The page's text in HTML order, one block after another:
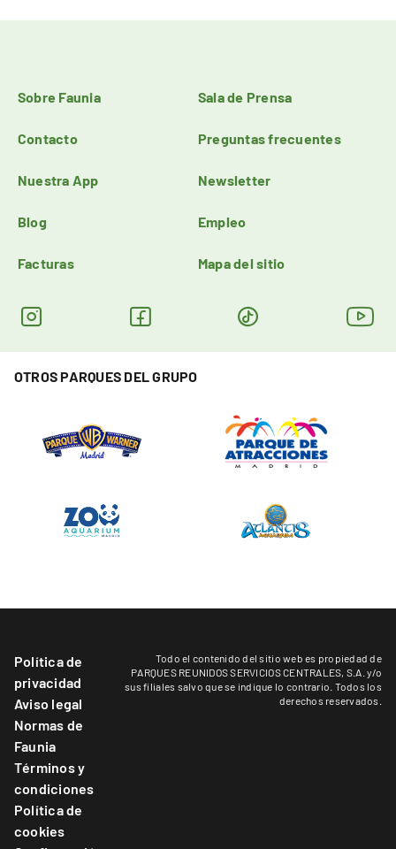
Sobre Faunia Sala de Prensa
Contacto Preguntas frecuentes
Nuestra App Newsletter
Blog Empleo
Facturas Mapa del sitio
OTROS PARQUES DEL GRUPO
Política de
privacidad
Aviso legal
Normas de
Faunia
Términos y
condiciones
Política de
cookies
Todo el contenido del sitio web es propiedad de
PARQUES REUNIDOS SERVICIOS CENTRALES, S.A. y/o
sus filiales salvo que se indique lo contrario. Todos los
derechos reservados.